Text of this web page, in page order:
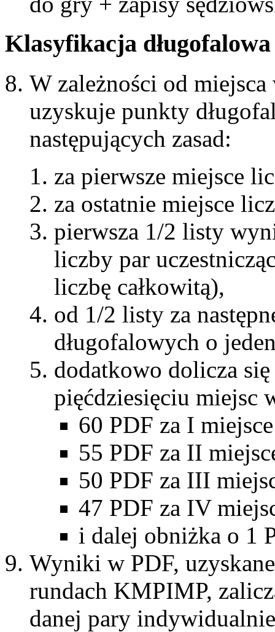
Klasyfikacja długofalowa
W zależności od
uzyskuje punkty
następujących zasad:
za pierwsze miejsce
za ostatnie miejsce
pierwsza 1/2 listy
liczby par
liczbę całkowitą),
od 1/2 listy za
długofalowych o
dodatkowo dolicza
pięćdziesięciu miejsc
60 PDF za I
55 PDF za II
50 PDF za III
47 PDF za IV
i dalej obniżka o 1
Wyniki w PDF,
rundach KMPIMP,
danej pary